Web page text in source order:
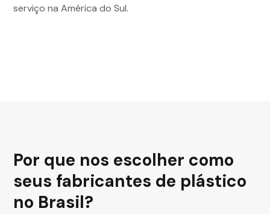
serviço na América do Sul.
Por que nos escolher como
seus fabricantes de plástico
no Brasil?